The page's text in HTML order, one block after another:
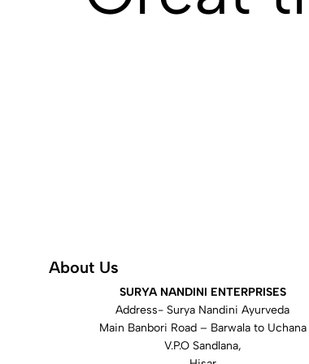
About Us
SURYA NANDINI ENTERPRISES
Address- Surya Nandini Ayurveda
Main Banbori Road – Barwala to Uchana
V.P.O Sandlana,